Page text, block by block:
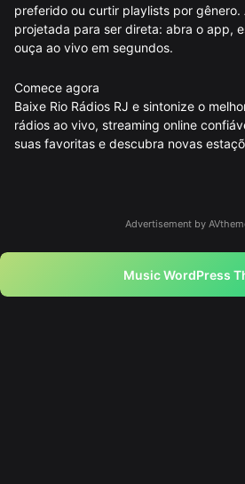
preferido ou curtir playlists por gênero.
projetada para ser direta: abra o app,
ouça ao vivo em segundos.
Comece agora
Baixe Rio Rádios RJ e sintonize o
rádios ao vivo, streaming online
suas favoritas e descubra novas
Advertisement by
Music WordPress